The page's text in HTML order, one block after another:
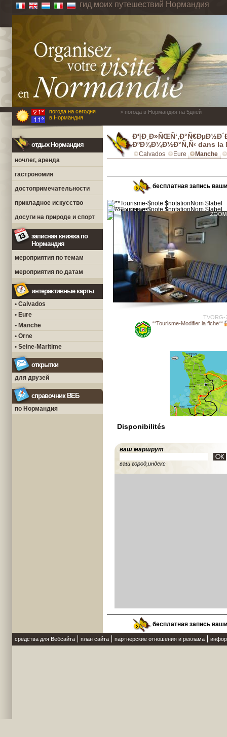
гид моих путешествий Нормандия
погода на сегодня
в Нормандия
> погода в Нормандия на 5дней
отдых Нормандия
ночлег, аренда
гастрономия
достопримечательности
прикладное искусство
досуги на природе и спорт
записная книжка по
Нормандия
мероприятия по темам
мероприятия по датам
интерактивные карты
• Calvados
• Eure
• Manche
• Orne
• Seine-Maritime
открытки
для друзей
справочник ВЕБ
по Нормандия
ÐºÐ¾Ð¼Ð½Ð°Ñ‚Ñ‹ dans la
Calvados Eure Manche
бесплатная запись
TVORG-
**Tourisme-Modifier la fiche**
Disponibilités
ваш маршрут
ваш город,индекс
бесплатная запись
средства для Вебсайта план сайта партнерские отношения и реклама